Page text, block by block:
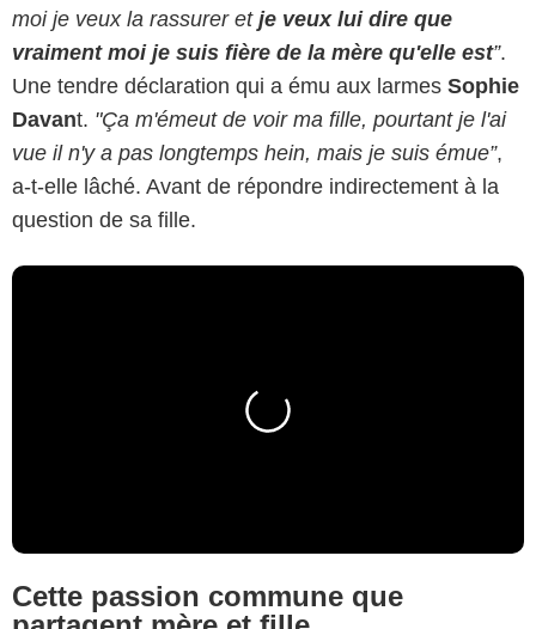
moi je veux la rassurer etje veux lui dire que
vraiment moi je suis fière de la mère qu'elle est”.
Une tendre déclaration qui a ému aux larmes Sophie
Davant. "Ça m'émeut de voir ma fille, pourtant je l'ai
vue il n'y a pas longtemps hein, mais je suis émue”,
a-t-elle lâché. Avant de répondre indirectement à la
question de sa fille.
Cette passion commune que